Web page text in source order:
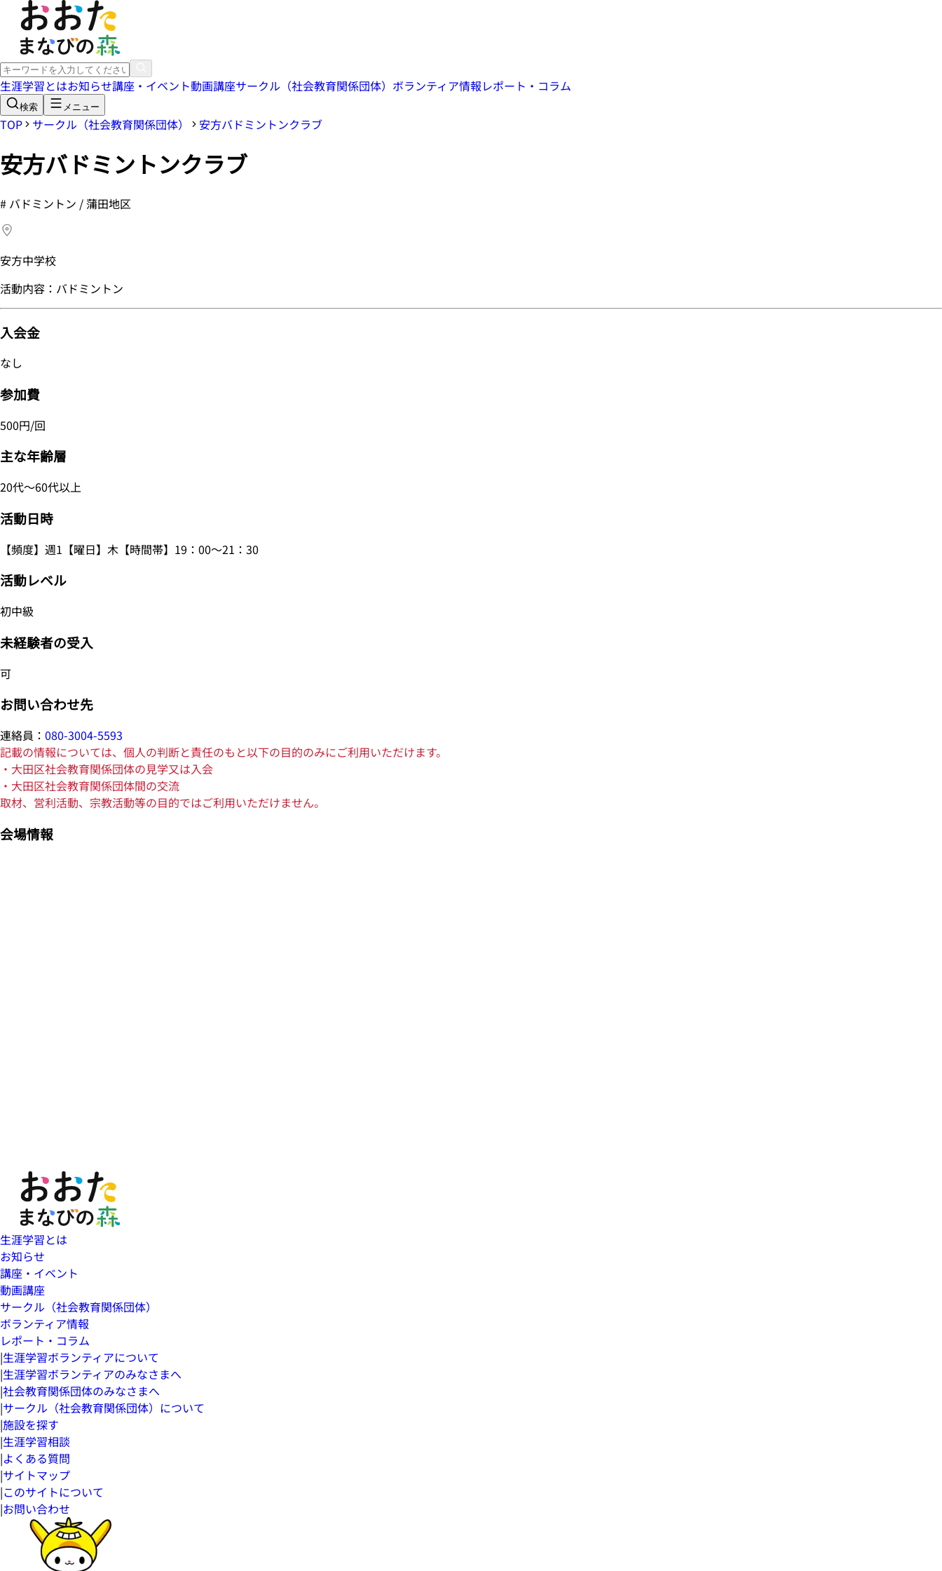
生涯学習とはお知らせ講座・イベント動画講座サークル（社会教育関係団体） ボランティア情報レポート・コラム
検索 メニュー
TOP サークル（社会教育関係団体） 安方バドミントンクラブ
安方バドミントンクラブ
# バドミントン / 蒲田地区
安方中学校
活動内容：バドミントン
入会金
なし
参加費
500円/回
主な年齢層
20代～60代以上
活動日時
【頻度】週1【曜日】木【時間帯】19：00～21：30
活動レベル
初中級
未経験者の受入
可
お問い合わせ先
連絡員： 080-3004-5593
記載の情報については、個人の判断と責任のもと以下の目的のみにご利用いただけます。
・大田区社会教育関係団体の見学又は入会
・大田区社会教育関係団体間の交流
取材、営利活動、宗教活動等の目的ではご利用いただけません。
会場情報
生涯学習とは
お知らせ
講座・イベント
動画講座
サークル（社会教育関係団体）
ボランティア情報
レポート・コラム
|生涯学習ボランティアについて
|生涯学習ボランティアのみなさまへ
|社会教育関係団体のみなさまへ
|サークル（社会教育関係団体）について
|施設を探す
|生涯学習相談
|よくある質問
|サイトマップ
|このサイトについて
|お問い合わせ